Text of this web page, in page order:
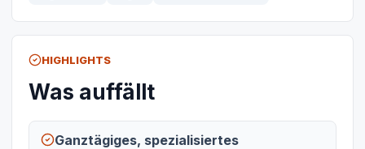
HIGHLIGHTS
Was auffällt
Ganztägiges, spezialisiertes